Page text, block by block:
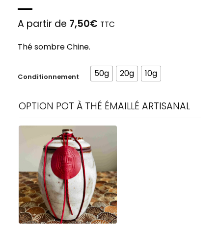
A partir de 7,50€ TTC
Thé sombre Chine.
Conditionnement 50g 20g 10g
OPTION POT À THÉ ÉMAILLÉ ARTISANAL